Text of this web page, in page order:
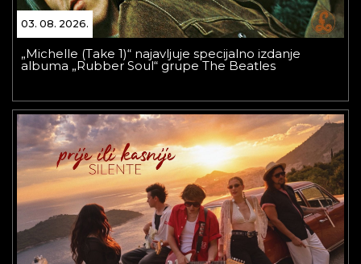
03. 08. 2026.
„Michelle (Take 1)“ najavljuje specijalno izdanje
albuma „Rubber Soul“ grupe The Beatles